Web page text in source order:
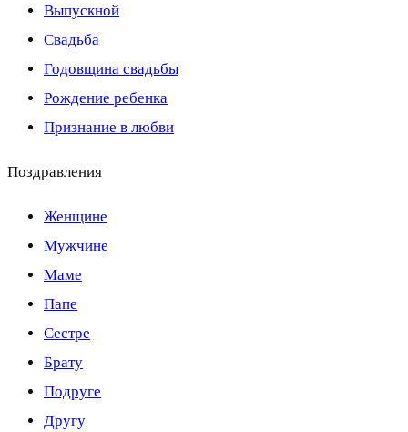
Выпускной
Свадьба
Годовщина свадьбы
Рождение ребенка
Признание в любви
Поздравления
Женщине
Мужчине
Маме
Папе
Сестре
Брату
Подруге
Другу